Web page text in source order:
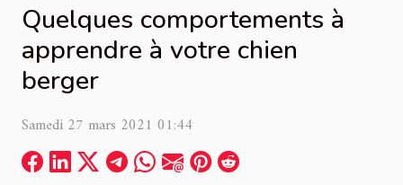
Quelques comportements à
apprendre à votre chien
berger
Samedi 27 mars 2021 01:44